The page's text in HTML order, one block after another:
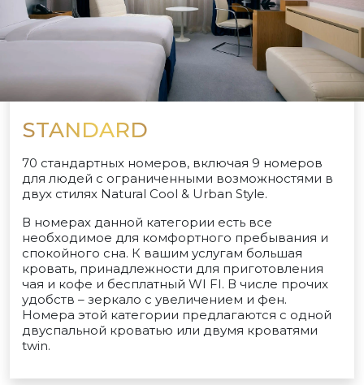
STANDARD
70 стандартных номеров, включая 9 номеров
для людей с ограниченными возможностями в
двух стилях Natural Cool & Urban Style.
В номерах данной категории есть все
необходимое для комфортного пребывания и
спокойного сна. К вашим услугам большая
кровать, принадлежности для приготовления
чая и кофе и бесплатный WI FI. В числе прочих
удобств – зеркало с увеличением и фен.
Номера этой категории предлагаются с одной
двуспальной кроватью или двумя кроватями
twin.